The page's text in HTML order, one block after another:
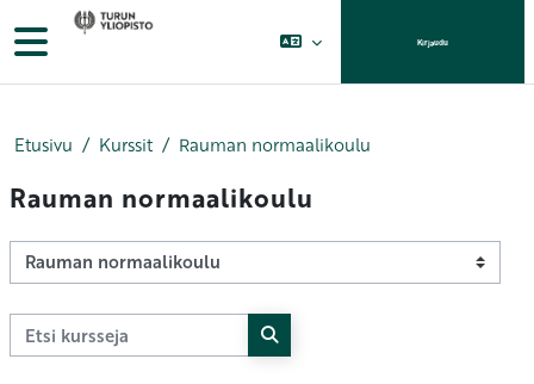
Siirry pääsisältöön
Sivupaneeli Kirjaudu
Etusivu Kurssit Rauman normaalikoulu
Rauman normaalikoulu
Kurssikategoriat
Etsi kursseja
Etsi kursseja